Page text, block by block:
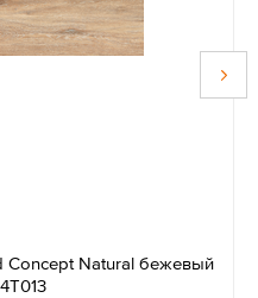
Concept Natural бежевый